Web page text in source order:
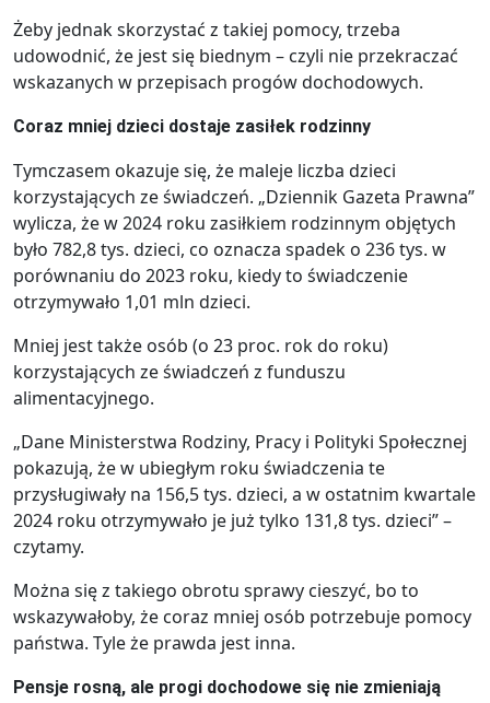
Żeby jednak skorzystać z takiej pomocy, trzeba
udowodnić, że jest się biednym – czyli nie przekraczać
wskazanych w przepisach progów dochodowych.
Coraz mniej dzieci dostaje zasiłek rodzinny
Tymczasem okazuje się, że maleje liczba dzieci
korzystających ze świadczeń. „Dziennik Gazeta Prawna”
wylicza, że w 2024 roku zasiłkiem rodzinnym objętych
było 782,8 tys. dzieci, co oznacza spadek o 236 tys. w
porównaniu do 2023 roku, kiedy to świadczenie
otrzymywało 1,01 mln dzieci.
Mniej jest także osób (o 23 proc. rok do roku)
korzystających ze świadczeń z funduszu
alimentacyjnego.
„Dane Ministerstwa Rodziny, Pracy i Polityki Społecznej
pokazują, że w ubiegłym roku świadczenia te
przysługiwały na 156,5 tys. dzieci, a w ostatnim kwartale
2024 roku otrzymywało je już tylko 131,8 tys. dzieci” –
czytamy.
Można się z takiego obrotu sprawy cieszyć, bo to
wskazywałoby, że coraz mniej osób potrzebuje pomocy
państwa. Tyle że prawda jest inna.
Pensje rosną, ale progi dochodowe się nie zmieniają